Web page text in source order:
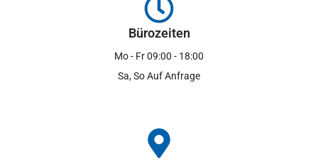
Bürozeiten
Mo - Fr 09:00 - 18:00
Sa, So Auf Anfrage